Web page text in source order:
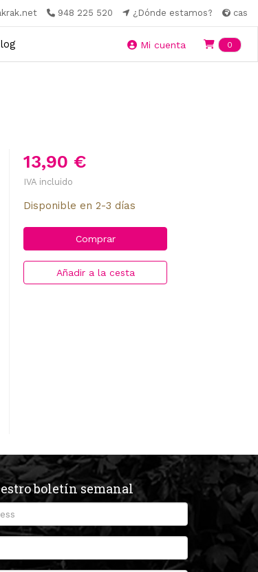
948 225 520 ¿Dónde estamos? cas
Mi cuenta 0
13,90 €
IVA incluido
Disponible en 2-3 días
Comprar
Añadir a la cesta
boletín semanal